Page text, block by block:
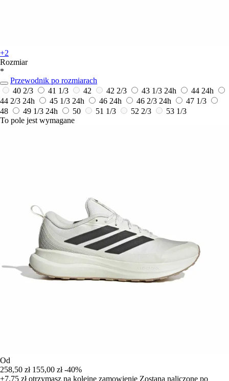
+2
Rozmiar
*
Przewodnik po rozmiarach
40 2/3
41 1/3 42 42 2/3 43 1/3 24h 44 24h
44 2/3 24h 45 1/3 24h 46 24h 46 2/3 24h
47 1/3
48
49 1/3 24h 50 51 1/3 52 2/3
53 1/3
To pole jest wymagane
Od
258,50 zł 155,00 zł -40%
+7,75 złotrzymasz na kolejne zamowienie Zostana naliczone po